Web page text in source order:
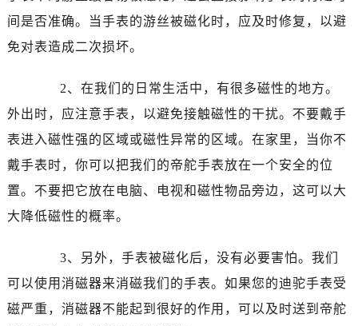
间是否准确。当手表的游丝被磁化时，应及时修复，以避
免对表造成二次损坏。
2、在我们的日常生活中，有很多磁性的地方。
外出时，应注意手表，以避免接触磁性的干扰。不要戴手
表进入磁性强的区域或磁性异常的区域。在家里，当你不
戴手表时，你可以把我们的帝舵手表放在一个安全的位
置。不要把它放在电脑、电视和磁性物品旁边，这可以大
大降低磁性的概率。
3、另外，手表被磁化后，没有必要害怕。我们
可以使用消磁器来消磁我们的手表。如果您的迪驼手表受
磁严重，消磁器不能起到很好的作用，可以及时送到帝舵